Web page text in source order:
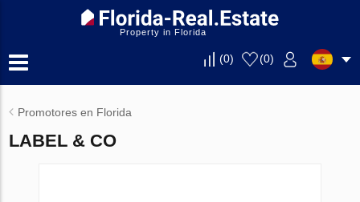
Property in Florida
(0) (0)
Promotores en Florida
LABEL & CO